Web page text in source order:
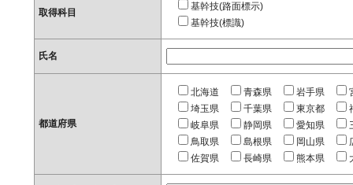
取得科目
基幹技(路面標示)
基幹技(標識)
氏名
都道府県
北海道 青森県 岩手県
埼玉県
千葉県 東京都
岐阜県
静岡県 愛知県
鳥取県
島根県 岡山県
佐賀県
長崎県 熊本県